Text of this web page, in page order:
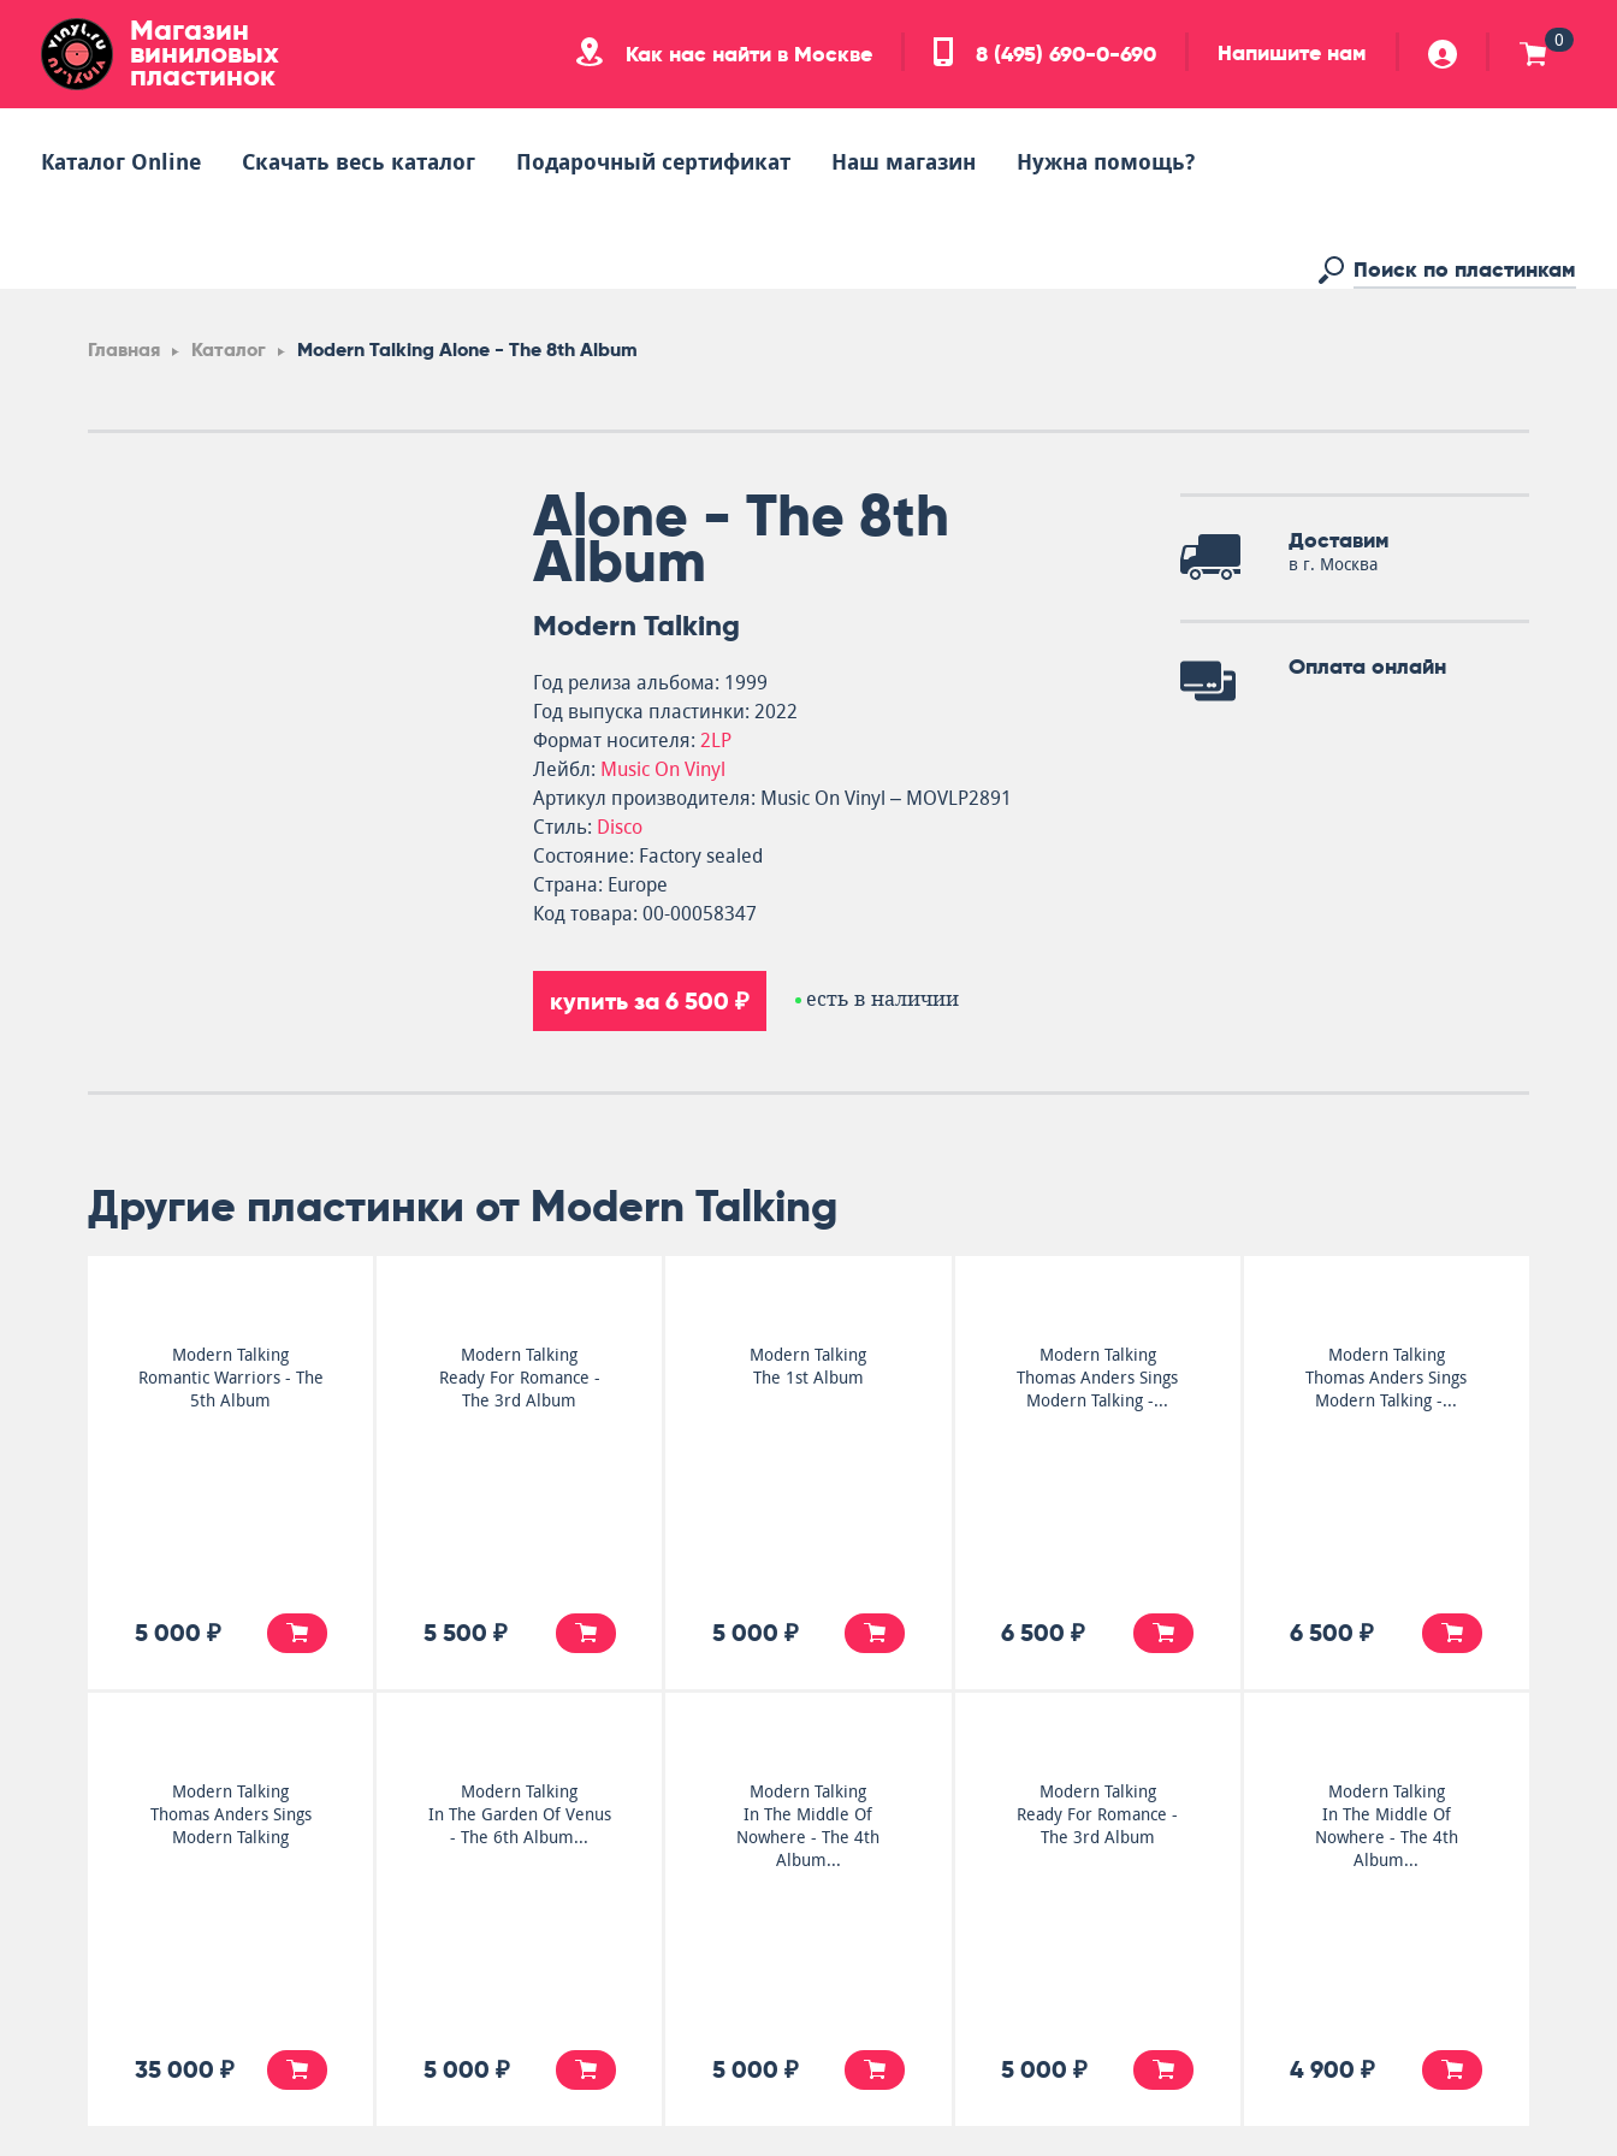
Магазин
виниловых
пластинок
Как нас найти в Москве 8 (495) 690-0-690 Напишите нам 0
Каталог Online Скачать весь каталог Подарочный сертификат Наш магазин Нужна помощь?
Главная Каталог Modern Talking Alone - The 8th Album
Alone - The 8th
Album
Modern Talking
Год релиза альбома: 1999
Год выпуска пластинки: 2022
Формат носителя: 2LP
Лейбл: Music On Vinyl
Артикул производителя: Music On Vinyl – MOVLP2891
Стиль: Disco
Состояние: Factory sealed
Страна: Europe
Код товара: 00-00058347
купить за 6 500 ₽ есть в наличии
Доставим
в г. Москва
Оплата онлайн
Другие пластинки от Modern Talking
Modern Talking
Romantic Warriors - The
5th Album
5 000 ₽
Modern Talking
Ready For Romance -
The 3rd Album
5 500 ₽
Modern Talking
The 1st Album
5 000 ₽
Modern Talking
Thomas Anders Sings
Modern Talking -...
6 500 ₽
Modern Talking
Thomas Anders Sings
Modern Talking -...
6 500 ₽
Modern Talking
Thomas Anders Sings
Modern Talking
35 000 ₽
Modern Talking
In The Garden Of Venus
- The 6th Album...
5 000 ₽
Modern Talking
In The Middle Of
Nowhere - The 4th
Album...
5 000 ₽
Modern Talking
Ready For Romance -
The 3rd Album
5 000 ₽
Modern Talking
In The Middle Of
Nowhere - The 4th
Album...
4 900 ₽